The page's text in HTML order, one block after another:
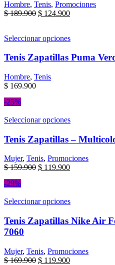
Hombre, Tenis, Promociones
$189.900 $ 124.900
Seleccionar opciones
Tenis Zapatillas Puma
Hombre, Tenis
$ 169.900
-25%
Seleccionar opciones
Tenis Zapatillas –
Mujer, Tenis, Promociones
$159.900 $ 119.900
-29%
Seleccionar opciones
Tenis Zapatillas Nike Air
7060
Mujer, Tenis, Promociones
$169.900 $ 119.900